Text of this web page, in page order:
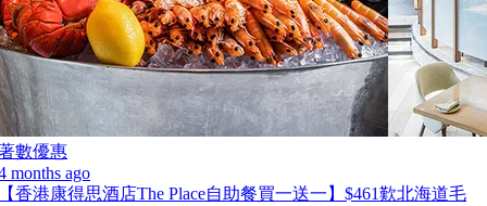
數優惠
months ago
香港康得思酒店The Place自助餐買一送一】$461歎北海道毛